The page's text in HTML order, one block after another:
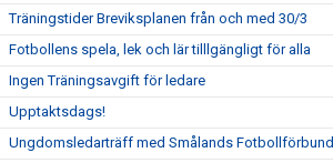
Träningstider Breviksplanen från och med 30/3
Fotbollens spela, lek och lär tilllgängligt för alla
Ingen Träningsavgift för ledare
Upptaktsdags!
Ungdomsledarträff med Smålands Fotbollförbund